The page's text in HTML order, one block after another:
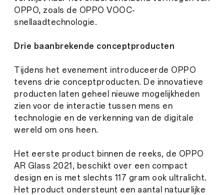
OPPO, zoals de OPPO VOOC-
snellaadtechnologie.
Drie baanbrekende conceptproducten
Tijdens het evenement introduceerde OPPO
tevens drie conceptproducten. De innovatieve
producten laten geheel nieuwe mogelijkheden
zien voor de interactie tussen mens en
technologie en de verkenning van de digitale
wereld om ons heen.
Het eerste product binnen de reeks, de OPPO
AR Glass 2021, beschikt over een compact
design en is met slechts 117 gram ook ultralicht.
Het product ondersteunt een aantal natuurlijke